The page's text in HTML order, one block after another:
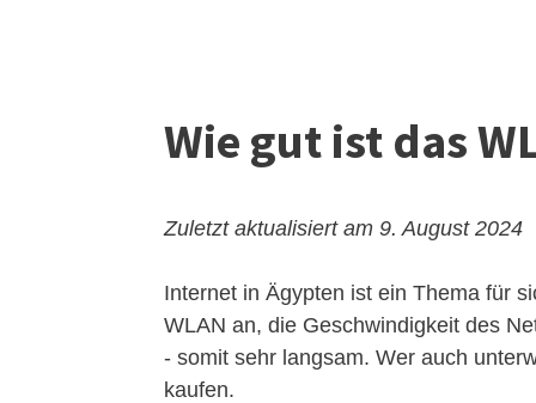
Wie gut ist das
Zuletzt aktualisiert am 9. August 2024
Internet in Ägypten ist ein Thema für
WLAN an, die Geschwindigkeit des
- somit sehr langsam. Wer auch
kaufen.